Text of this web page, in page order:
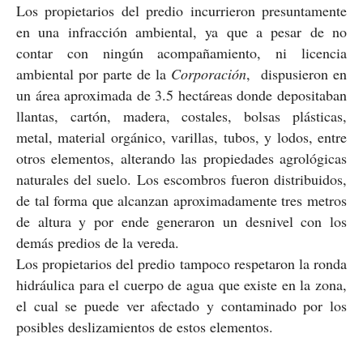
Los propietarios del predio incurrieron presuntamente
en una infracción ambiental, ya que a pesar de no
contar con ningún acompañamiento, ni licencia
ambiental por parte de la Corporación, dispusieron en
un área aproximada de 3.5 hectáreas donde depositaban
llantas, cartón, madera, costales, bolsas plásticas,
metal, material orgánico, varillas, tubos, y lodos, entre
otros elementos, alterando las propiedades agrológicas
naturales del suelo. Los escombros fueron distribuidos,
de tal forma que alcanzan aproximadamente tres metros
de altura y por ende generaron un desnivel con los
demás predios de la vereda.
Los propietarios del predio tampoco respetaron la ronda
hidráulica para el cuerpo de agua que existe en la zona,
el cual se puede ver afectado y contaminado por los
posibles deslizamientos de estos elementos.